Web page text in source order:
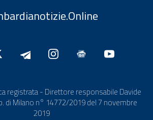
registrata - Direttore responsabile Davide
di Milano n° 14772/2019 del 7 novembre
2019